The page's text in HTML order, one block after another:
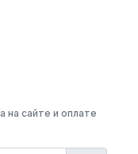
на сайте и оплате